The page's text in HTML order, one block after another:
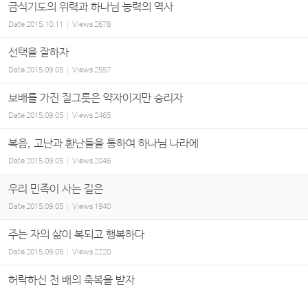
금식기도의 위력과 하나님 능력의 역사
Date2015.10.11 Views2678
선택을 잘하자
Date2015.09.05 Views2557
보배를 가진 질그릇은 약자이지만 승리자
Date2015.09.05 Views2465
복음, 고난과 환난들을 통하여 하나님 나라에
Date2015.09.05 Views2046
우리 민족이 사는 길은
Date 2015.09.05 Views 1940
주는 자의 삶이 복되고 행복하다
Date2015.09.05 Views2220
허락하신 천 배의 축복을 받자